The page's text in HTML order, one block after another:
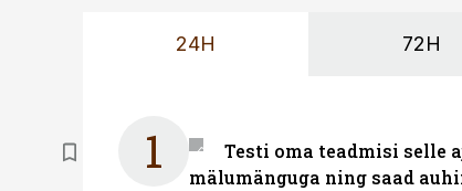
24H 72H
1
Testi oma teadmisi selle
mälumänguga ning saad